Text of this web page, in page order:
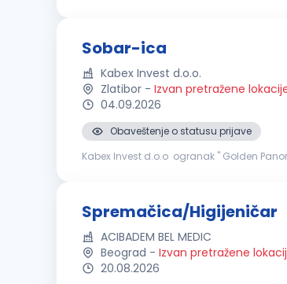
Sobar-ica
Kabex Invest d.o.o.
Zlatibor - Izvan pretražene
04.09.2026
Obaveštenje o statusu prijave
Kabex Invest d.o.o ogranak " Golden
Spremačica/Higijeničar
ACIBADEM BEL MEDIC
Beograd - Izvan pretražene
20.08.2026